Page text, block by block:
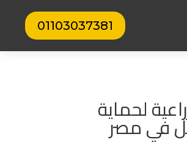
01103037381
لحماية
في مصر